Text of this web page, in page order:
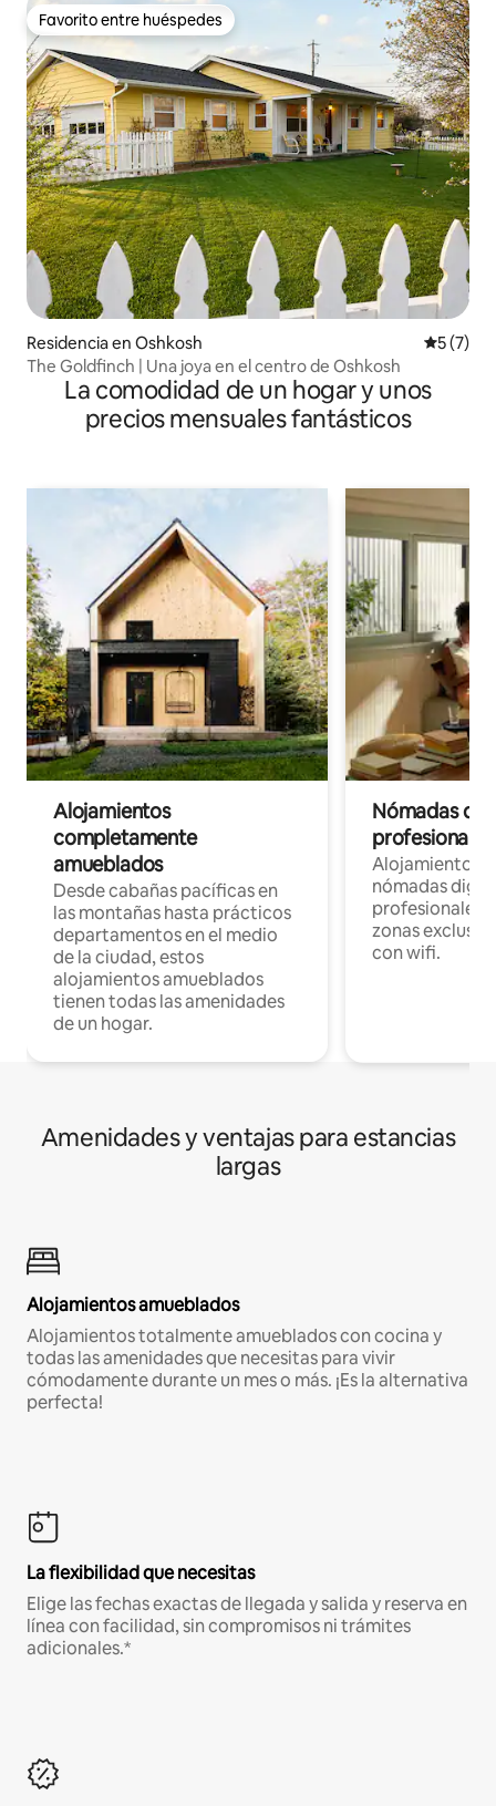
Favorito entre huéspedes
Favorito entre huéspedes
Residencia en Oshkosh
5 (7)
The Goldfinch | Una joya en el centro de Oshkosh
La comodidad de un hogar y unos
precios mensuales fantásticos
Alojamientos
completamente
amueblados
Desde cabañas pacíficas en
las montañas hasta prácticos
departamentos en el medio
de la ciudad, estos
alojamientos amueblados
tienen todas las amenidades
de un hogar.
Nómadas
Alojamientos
nómadas
profesionales
zonas
con wifi.
Amenidades y ventajas para estancias
largas
Alojamientos amueblados
Alojamientos totalmente amueblados con cocina y
todas las amenidades que necesitas para vivir
cómodamente durante un mes o más. ¡Es la alternativa
perfecta!
La flexibilidad que necesitas
Elige las fechas exactas de llegada y salida y reserva en
línea con facilidad, sin compromisos ni trámites
adicionales.*